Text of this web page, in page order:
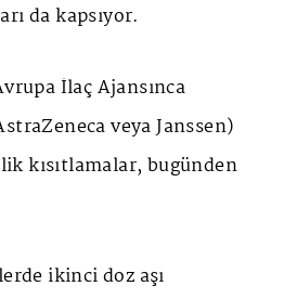
da kapsıyor.
İlaç Ajansınca
veya Janssen)
kısıtlamalar, bugünden
ikinci doz aşı